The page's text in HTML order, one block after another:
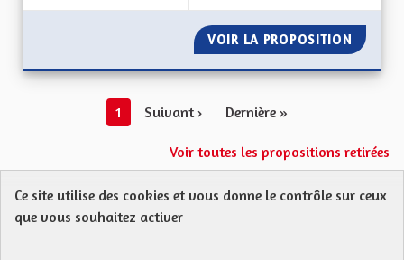
VOIR LA PROPOSITION
1 Suivant › Dernière »
Voir toutes les propositions retirées
Protection des Données
Ce site utilise des cookies et vous donne le contrôle sur ceux
que vous souhaitez activer